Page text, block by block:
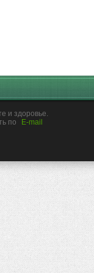
и здоровье.
по
E-mail